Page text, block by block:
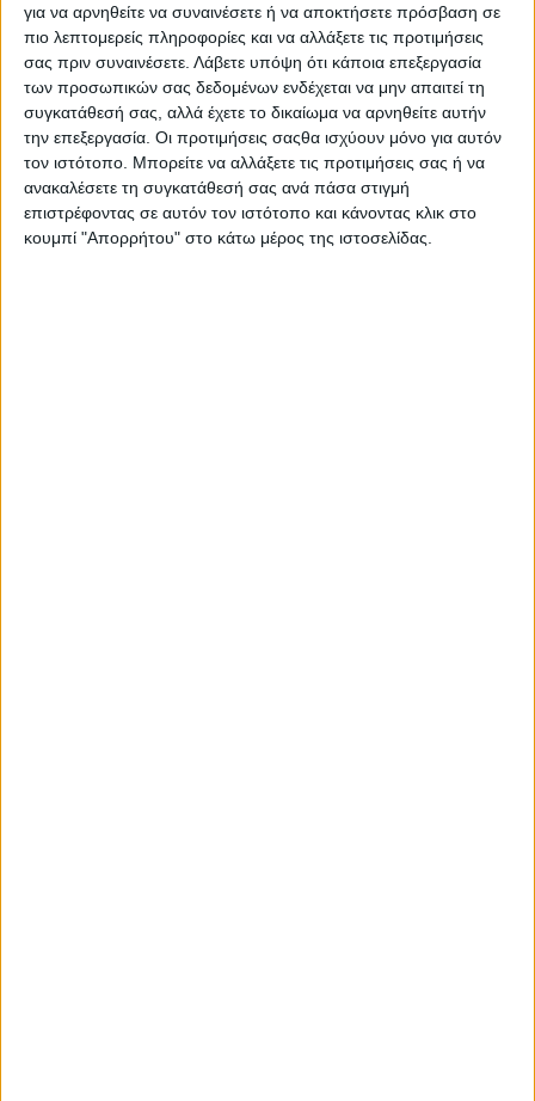
για να αρνηθείτε να συναινέσετε ή να αποκτήσετε πρόσβαση σε
πιο λεπτομερείς πληροφορίες και να αλλάξετε τις προτιμήσεις
σας πριν συναινέσετε. Λάβετε υπόψη ότι κάποια επεξεργασία
των προσωπικών σας δεδομένων ενδέχεται να μην απαιτεί τη
συγκατάθεσή σας, αλλά έχετε το δικαίωμα να αρνηθείτε αυτήν
την επεξεργασία. Οι προτιμήσεις σαςθα ισχύουν μόνο για αυτόν
τον ιστότοπο. Μπορείτε να αλλάξετε τις προτιμήσεις σας ή να
ανακαλέσετε τη συγκατάθεσή σας ανά πάσα στιγμή
επιστρέφοντας σε αυτόν τον ιστότοπο και κάνοντας κλικ στο
κουμπί "Απορρήτου" στο κάτω μέρος της ιστοσελίδας.
Λίγα λεπτά μετά την είδηση θανάτου του, η υπουργός